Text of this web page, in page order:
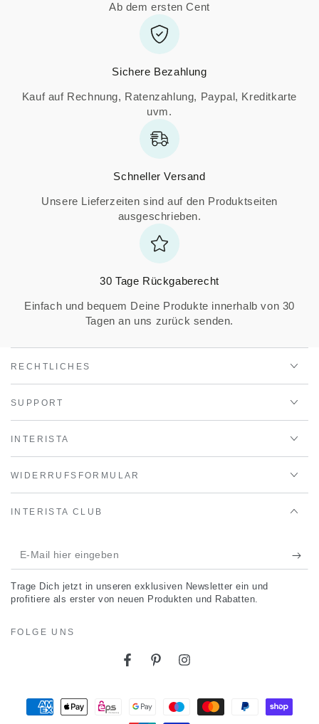
Ab dem ersten Cent
Sichere Bezahlung
Kauf auf Rechnung, Ratenzahlung, Paypal, Kreditkarte
uvm.
Schneller Versand
Unsere Lieferzeiten sind auf den Produktseiten
ausgeschrieben.
30 Tage Rückgaberecht
Einfach und bequem Deine Produkte innerhalb von 30
Tagen an uns zurück senden.
RECHTLICHES
SUPPORT
INTERISTA
WIDERRUFSFORMULAR
INTERISTA CLUB
E-
Mail
hier
Trage Dich jetzt in unseren exklusiven Newsletter ein und
profitiere als erster von neuen Produkten und Rabatten.
FOLGE UNS
FacebookPinterestInstagram
Zahlungsmöglichkeiten